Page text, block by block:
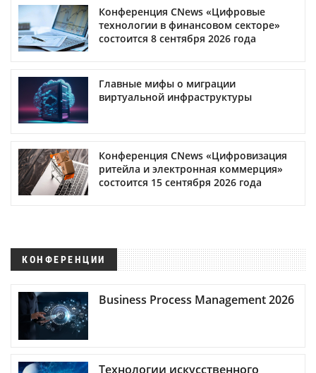
Конференция CNews «Цифровые
технологии в финансовом секторе»
состоится 8 сентября 2026 года
Главные мифы о миграции
виртуальной инфраструктуры
Конференция CNews «Цифровизация
ритейла и электронная коммерция»
состоится 15 сентября 2026 года
КОНФЕРЕНЦИИ
Business Process Management 2026
Технологии искусственного